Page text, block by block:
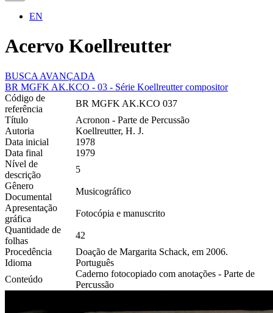
EN
Acervo Koellreutter
BUSCA AVANÇADA
BR MGFK AK.KCO - 03 - Série Koellreutter compositor
Código de
referência
BR MGFK AK.KCO 037
Título
Acronon - Parte de Percussão
Autoria
Koellreutter, H. J.
Data inicial
1978
Data final
1979
Nível de
descrição
5
Gênero
Documental
Musicográfico
Apresentação
gráfica
Fotocópia e manuscrito
Quantidade de
folhas
42
Procedência
Doação de Margarita Schack, em 2006.
Idioma
Português
Conteúdo
Caderno fotocopiado com anotações - Parte de
Percussão